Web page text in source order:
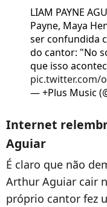
LIAM PAYNE
Payne, Maya
ser confundida
do cantor: "No
que isso
pic.twitter.com/
— +Plus Music
Internet
Aguiar
É claro que não
Arthur Aguiar cair
próprio cantor fez